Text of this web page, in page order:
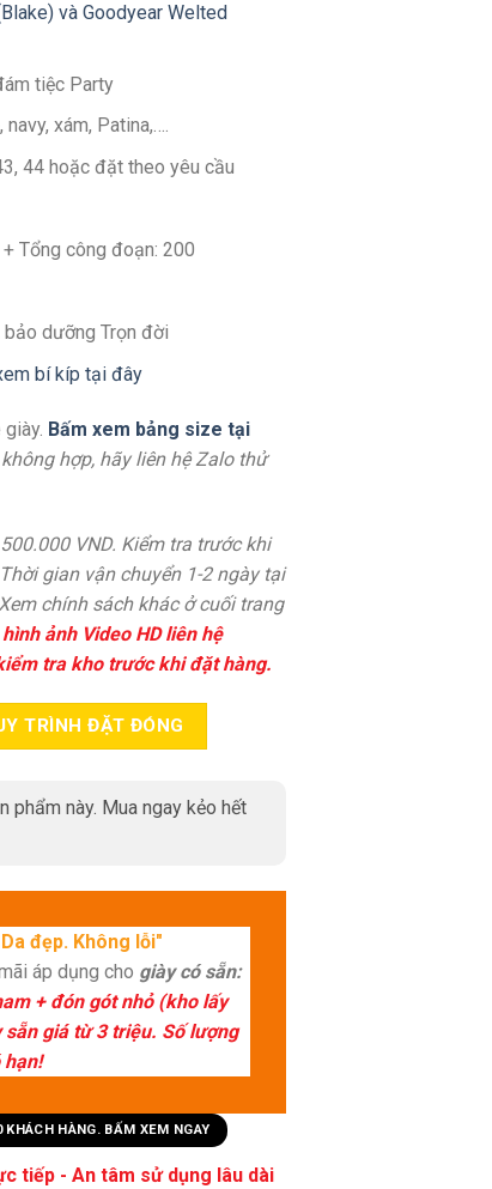
và Goodyear Welted
tiệc Party
xám, Patina,….
44 hoặc đặt theo yêu cầu
Tổng công đoạn: 200
bảo dưỡng Trọn đời
bí kíp tại đây
Bấm xem bảng size tại
hợp, hãy liên hệ Zalo thử
VND. Kiểm tra trước khi
gian vận chuyển 1-2 ngày tại
chính sách khác ở cuối trang
ảnh Video HD liên hệ
tra kho trước khi đặt hàng.
TRÌNH ĐẶT ĐÓNG
phẩm này. Mua ngay kẻo hết
đẹp. Không lỗi"
áp dụng cho giày có sẵn:
+ đón gót nhỏ (kho lấy
giá từ 3 triệu. Số lượng
hạn!
KHÁCH HÀNG. BẤM XEM NGAY
tiếp - An tâm sử dụng lâu dài